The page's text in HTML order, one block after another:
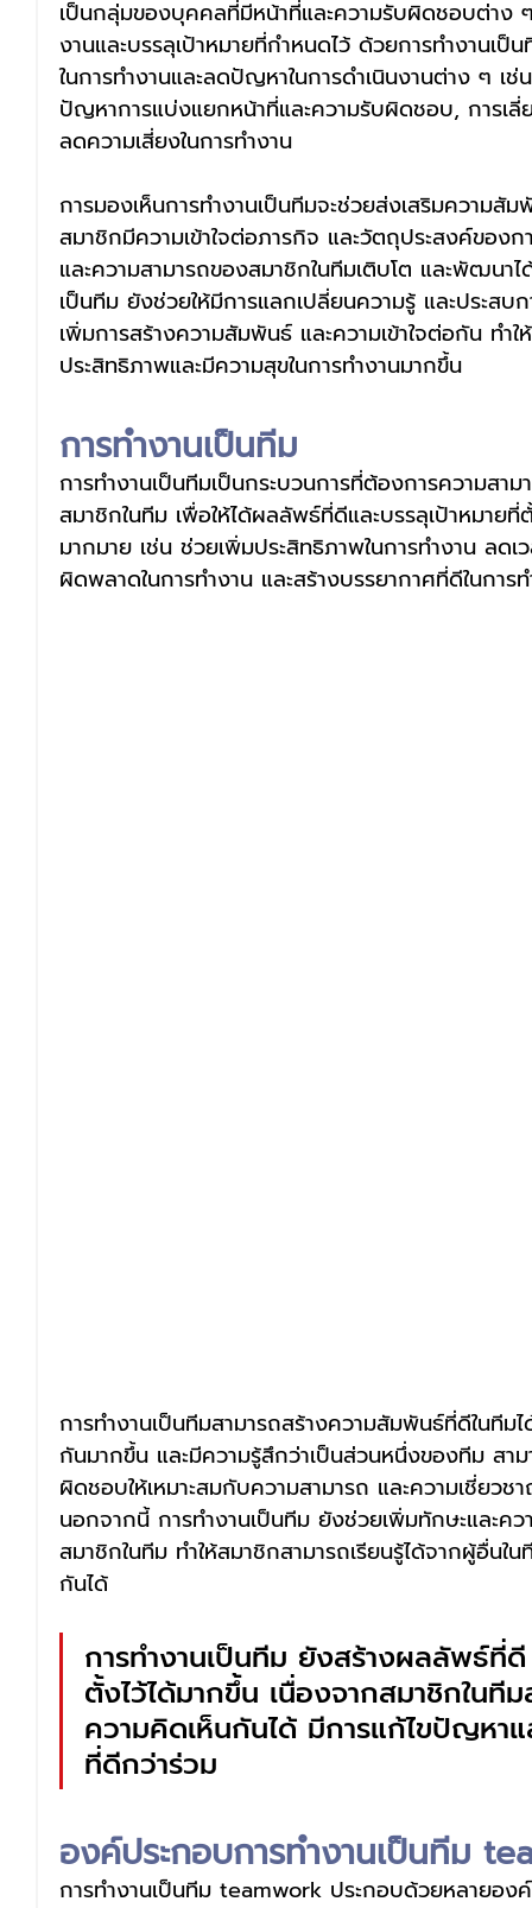
เป็นกลุ่มของบุคคลที่มีหน้าที่และความรับผิดชอบต่าง
งานและบรรลุเป้าหมายที่กำหนดไว้ ด้วยการทำงานเป็
ในการทำงานและลดปัญหาในการดำเนินงานต่าง ๆ
ปัญหาการแบ่งแยกหน้าที่และความรับผิดชอบ, การเลี่
ลดความเสี่ยงในการทำงาน
การมองเห็นการทำงานเป็นทีมจะช่วยส่งเสริมความสั
สมาชิกมีความเข้าใจต่อภารกิจ และวัตถุประสงค์ของ
และความสามารถของสมาชิกในทีมเติบโต และพัฒนา
เป็นทีม ยังช่วยให้มีการแลกเปลี่ยนความรู้ และประส
เพิ่มการสร้างความสัมพันธ์ และความเข้าใจต่อกัน ทำ
ประสิทธิภาพและมีความสุขในการทำงานมากขึ้น
การทํางานเป็นทีม
การทำงานเป็นทีมเป็นกระบวนการที่ต้องการความสา
สมาชิกในทีม เพื่อให้ได้ผลลัพธ์ที่ดีและบรรลุเป้าหมาย
มากมาย เช่น ช่วยเพิ่มประสิทธิภาพในการทำงาน ลดเ
ผิดพลาดในการทำงาน และสร้างบรรยากาศที่ดีในการ
การทำงานเป็นทีมสามารถสร้างความสัมพันธ์ที่ดีในทีมไ
กันมากขึ้น และมีความรู้สึกว่าเป็นส่วนหนึ่งของทีม สา
ผิดชอบให้เหมาะสมกับความสามารถ และความเชี่ยว
นอกจากนี้ การทำงานเป็นทีม ยังช่วยเพิ่มทักษะและคว
สมาชิกในทีม ทำให้สมาชิกสามารถเรียนรู้ได้จากผู้อื่นใ
กันได้
การทำงานเป็นทีม ยังสร้างผลลัพธ์ที่ดี
ตั้งไว้ได้มากขึ้น เนื่องจากสมาชิกในที
ความคิดเห็นกันได้ มีการแก้ไขปัญหาแ
ที่ดีกว่าร่วม
องค์ประกอบการทํางานเป็นทีม
การทํางานเป็นทีม teamwork ประกอบด้วยหลายอ